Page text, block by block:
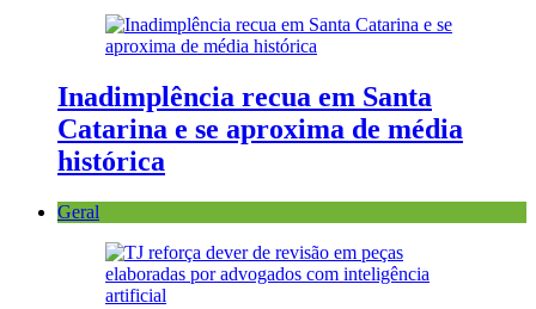
Inadimplência recua em Santa
Catarina e se aproxima de média
histórica
Geral